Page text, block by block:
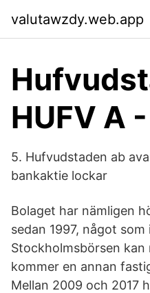
valutawzdy.web.app
HUFV A
5. Hufvudstaden ab
bankaktie lockar
Bolaget har nämligen
sedan 1997, något
Stockholmsbörsen kan
kommer en annan
Mellan 2009 och 2017